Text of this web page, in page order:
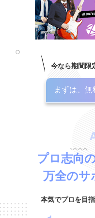
今なら期間限
まずは、
プロ志向
万全のサ
本気でプロを目